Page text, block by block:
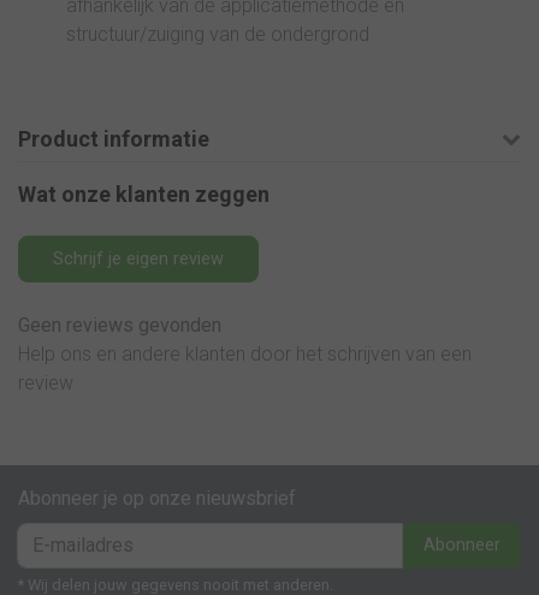
afhankelijk van de applicatiemethode en
structuur/zuiging van de ondergrond
Product informatie
Wat onze klanten zeggen
Schrijf je eigen review
Geen reviews gevonden
Help ons en andere klanten door het schrijven van een
review
Abonneer je op onze nieuwsbrief
Abonneer
* Wij delen jouw gegevens nooit met anderen.